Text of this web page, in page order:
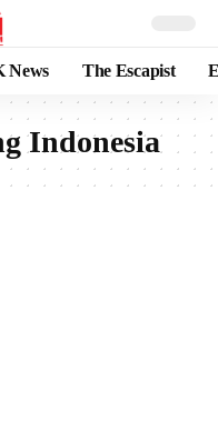
News The Escapist
Indonesia